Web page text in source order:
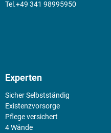
+49 341 98995950
Experten
Sicher Selbstständig
Existenz­vorsorge
Pflege versichert
4 Wände